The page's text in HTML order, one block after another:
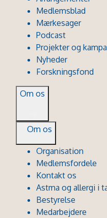
Medlemsblad
Mærkesager
Podcast
Projekter og
Nyheder
Forskningsfond
Om os
Om os
Organisation
Medlemsfordele
Kontakt os
Astma og allergi i
Bestyrelse
Medarbejdere